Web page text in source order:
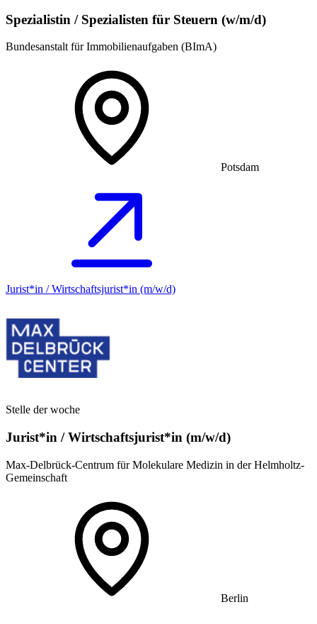
Spezialistin / Spezialisten für Steuern (w/m/d)
Bundesanstalt für Immobilienaufgaben (BImA)
Potsdam
Jurist*in / Wirtschafts­jurist*in (m/w/d)
Stelle der woche
Jurist*in / Wirtschafts­jurist*in (m/w/d)
Max-Delbrück-Centrum für Molekulare Medizin in der Helmholtz-
Gemeinschaft
Berlin